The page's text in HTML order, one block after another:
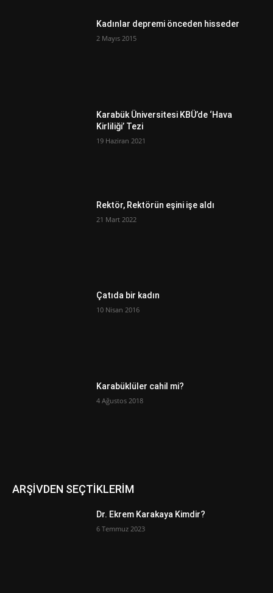
Kadınlar depremi önceden hisseder
2 Mayıs 2015
Karabük Üniversitesi KBÜ’de ‘Hava
Kirliliği’ Tezi
19 Haziran 2021
Rektör, Rektörün eşini işe aldı
21 Mart 2022
Çatıda bir kadın
10 Nisan 2016
Karabüklüler cahil mi?
4 Ağustos 2018
ARŞİVDEN SEÇTİKLERİM
Dr. Ekrem Karakaya Kimdir?
6 Temmuz 2023